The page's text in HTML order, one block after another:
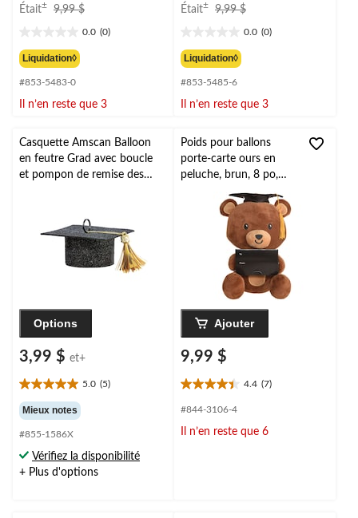
Était± 9,99 $
9,99 $
0.0 (0)
étoile(s)
sur
5.
Liquidation◊
#853-5483-0
Il n’en reste que 3
Était± 9,99 $
9,99 $
0.0 (0)
étoile(s)
sur
5.
Liquidation◊
#853-5485-6
Il n’en reste que 3
Casquette Amscan Balloon
en feutre Grad avec boucle
et pompon de remise des
Options
3,99 $ et+
5.0 (5)
5.0
étoile(s)
sur
5.
5
évaluations
Mieux notes
#855-1586X
Vérifiez la disponibilité
+ Plus d'options
Poids pour ballons
porte-carte ours en
peluche, brun, 8 po,
pour remise de diplôme
Ajouter
9,99 $
4.4 (7)
4.4
étoile(s)
5.
#844-3106-4
Il n’en reste que 6